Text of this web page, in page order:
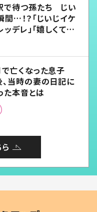
で待つ孫たち じい
間…！？「じいじイケ
ッデレ」「嬉しくて可
亡くなった息子
当時の妻の日記に
た本音とは